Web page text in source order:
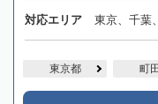
対応エリア 東京、千葉
東京都 町